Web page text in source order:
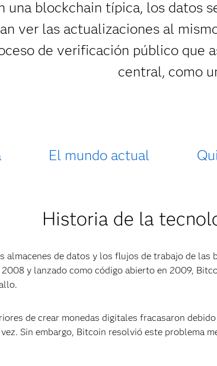
una blockchain típica, los datos
ver las actualizaciones al
de verificación público que
central, como
El mundo actual
Historia de la
almacenes de datos y los flujos de trabajo de
y lanzado como código abierto en 2009,
de crear monedas digitales fracasaron
Sin embargo, Bitcoin resolvió este problema